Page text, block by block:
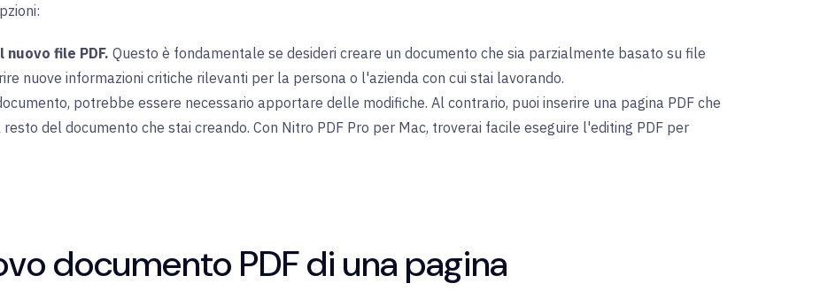
file PDF. Questo è fondamentale se desideri creare un documento che sia parzialmente basato su file
nuove informazioni critiche rilevanti per la persona o l'azienda con cui stai lavorando.
potrebbe essere necessario apportare delle modifiche. Al contrario, puoi inserire una pagina PDF che
del documento che stai creando. Con Nitro PDF Pro per Mac, troverai facile eseguire l'editing PDF per
documento PDF di una pagina